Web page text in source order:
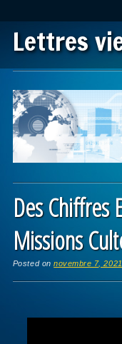
Lettres
Main menu
Des Chiffres
Missions
Posted onnovembre 7, 2021